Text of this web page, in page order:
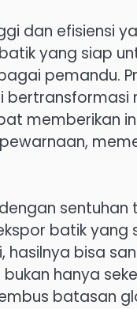
dan efisiensi
yang siap
pemandu.
memberikan
batik yang
hasilnya bisa
hanya
batasan